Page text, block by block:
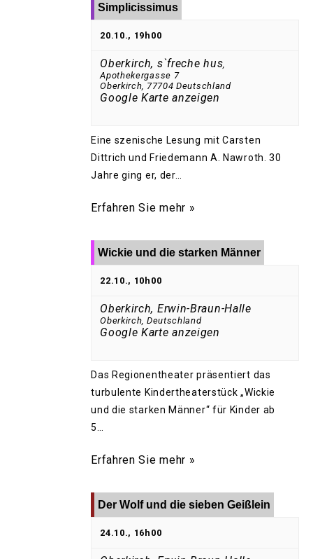
Simplicissimus
20.10., 19h00
Oberkirch, s`freche hus,
Apothekergasse 7
Oberkirch, 77704 Deutschland
Google Karte anzeigen
Eine szenische Lesung mit Carsten
Dittrich und Friedemann A. Nawroth. 30
Jahre ging er, der…
Erfahren Sie mehr »
Wickie und die starken Männer
22.10., 10h00
Oberkirch, Erwin-Braun-Halle
Oberkirch, Deutschland
Google Karte anzeigen
Das Regionentheater präsentiert das
turbulente Kindertheaterstück „Wickie
und die starken Männer“ für Kinder ab
5…
Erfahren Sie mehr »
Der Wolf und die sieben Geißlein
24.10., 16h00